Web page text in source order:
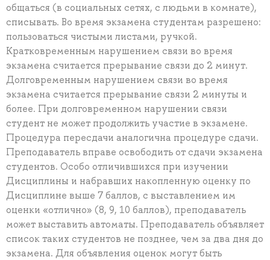
общаться (в социальных сетях, с людьми в комнате),
списывать. Во время экзамена студентам разрешено:
пользоваться чистыми листами, ручкой.
Кратковременным нарушением связи во время
экзамена считается прерывание связи до 2 минут.
Долговременным нарушением связи во время
экзамена считается прерывание связи 2 минуты и
более. При долговременном нарушении связи
студент не может продолжить участие в экзамене.
Процедура пересдачи аналогична процедуре сдачи.
Преподаватель вправе освободить от сдачи экзамена
студентов. Особо отличившихся при изучении
Дисциплины и набравших накопленную оценку по
Дисциплине выше 7 баллов, с выставлением им
оценки «отлично» (8, 9, 10 баллов), преподаватель
может выставить автоматы. Преподаватель объявляет
список таких студентов не позднее, чем за два дня до
экзамена. Для объявления оценок могут быть